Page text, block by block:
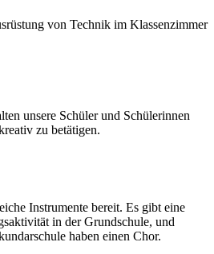
von Technik im Klassenzimmer
unsere Schüler und Schülerinnen
zu betätigen.
Instrumente bereit. Es gibt eine
in der Grundschule, und
haben einen Chor.